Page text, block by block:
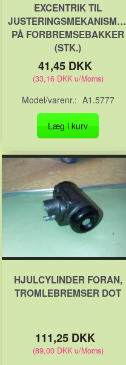
EXCENTRIK TIL
JUSTERINGSMEKANISMEN
PÅ FORBREMSEBAKKER
(STK.)
41,45 DKK
(33,16 DKKu/Moms)
Model/varenr.: A1.5777
Læg i kurv
HJULCYLINDER FORAN,
TROMLEBREMSER DOT
111,25 DKK
(89,00 DKKu/Moms)